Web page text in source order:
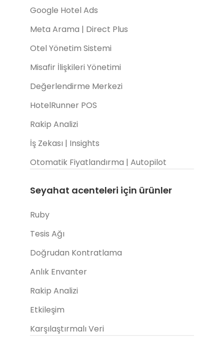
Google Hotel Ads
Meta Arama | Direct Plus
Otel Yönetim Sistemi
Misafir İlişkileri Yönetimi
Değerlendirme Merkezi
HotelRunner POS
Rakip Analizi
İş Zekası | Insights
Otomatik Fiyatlandırma | Autopilot
Seyahat acenteleri için ürünler
Ruby
Tesis Ağı
Doğrudan Kontratlama
Anlık Envanter
Rakip Analizi
Etkileşim
Karşılaştırmalı Veri